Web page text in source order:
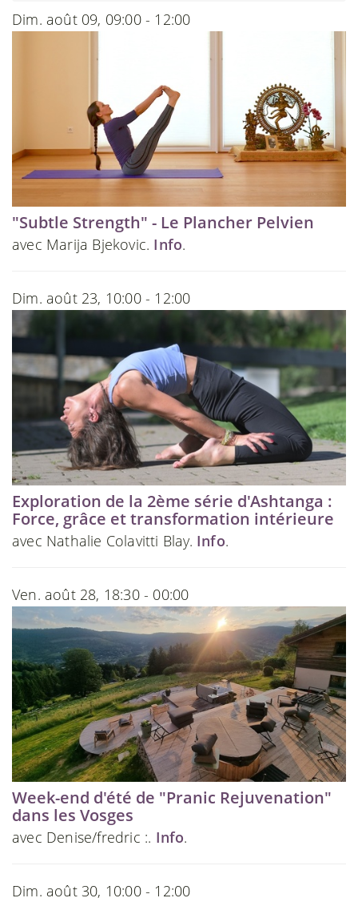
Dim. août 09, 09:00 - 12:00
"Subtle Strength" - Le Plancher Pelvien
avec Marija Bjekovic. Info.
Dim. août 23, 10:00 - 12:00
Exploration de la 2ème série d'Ashtanga :
Force, grâce et transformation intérieure
avec Nathalie Colavitti Blay. Info.
Ven. août 28, 18:30 - 00:00
Week-end d'été de "Pranic Rejuvenation"
dans les Vosges
avec Denise/fredric :. Info.
Dim. août 30, 10:00 - 12:00